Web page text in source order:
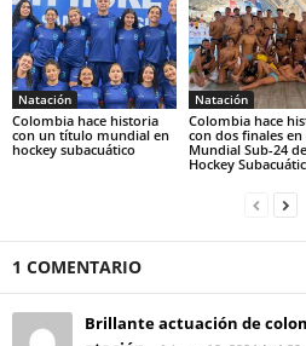
Natación
Colombia hace historia
con un título mundial en
hockey subacuático
Natación
Colombia hace
con dos finales en
Mundial Sub-24 de
Hockey
1 COMENTARIO
Brillante actuación de